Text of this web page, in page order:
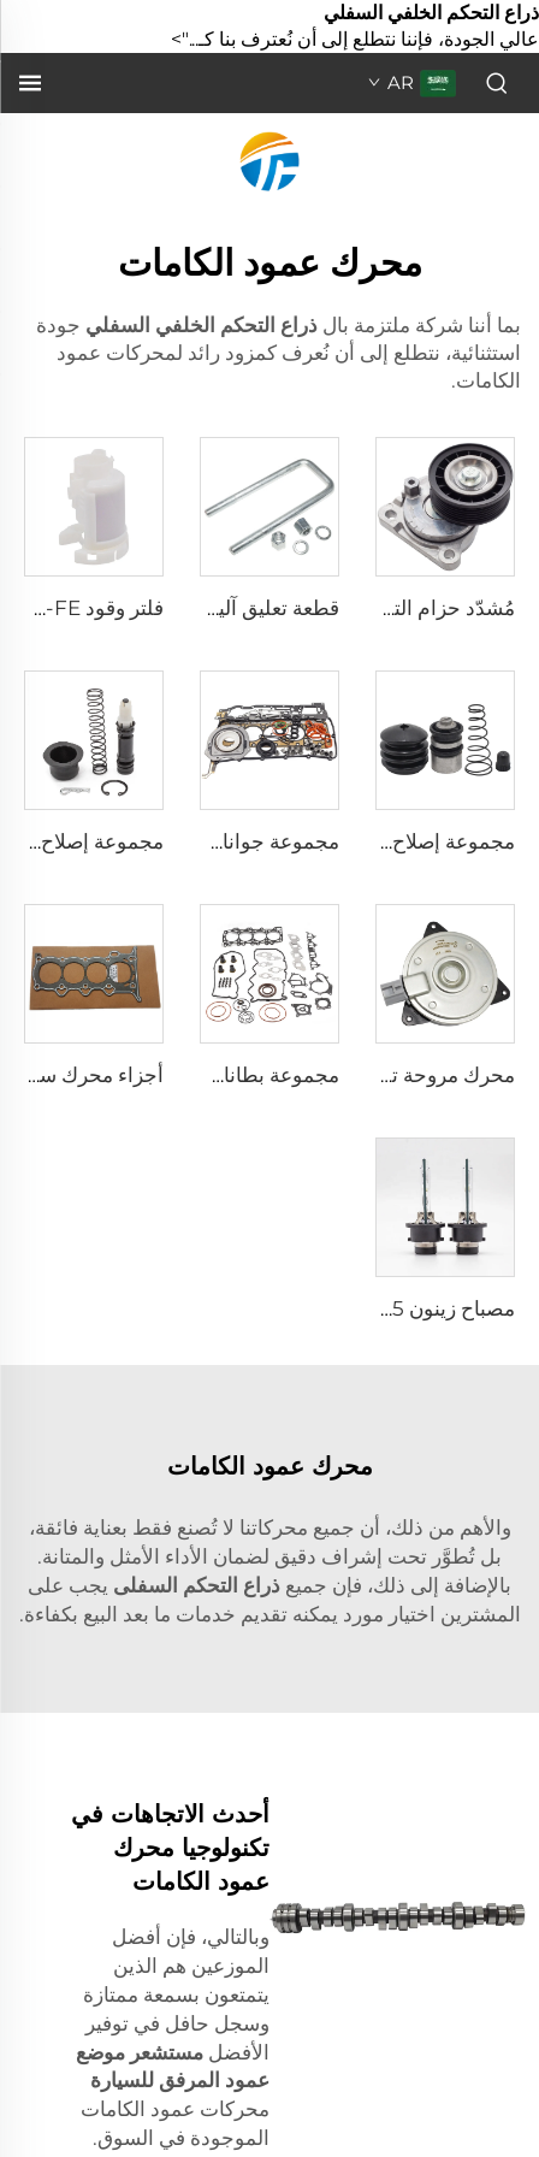
ذراع التحكم الخلفي السفلي
عالي الجودة، فإننا نتطلع إلى أن نُعترف بنا كـ...">
AR
محرك عمود الكامات
بما أننا شركة ملتزمة بال ذراع التحكم الخلفي السفلي جودة
استثنائية، نتطلع إلى أن نُعرف كمزود رائد لمحركات عمود
الكامات.
مُشدّد حزام التوقيت الجديد للمحرك الآلي 6E5Z-6A228-B لسيارات فورد ثاندربرد ترانزيت 2.3 T23HDEX قطعة تعليق آلية 90117-T0002 نابض لوح خلفي 2L 2L-T 3L 5L 1KD-FTV 2KD-FTV مسمار U لسيارة تويوتا هيلوكس VI بييك أب فلتر وقود 1G-FE 1MZ-FE للجملة لمحرك السيارة 23300-21010 لسيارات لكزس تويوتا بريوس كراون رويال كامري صالون 2.4
مجموعة إصلاح اسطوانة فصل القابض 04313-14030 قطع غيار السيارات بالجملة من المصنع لسيارة Toyota COROLLA / DAIHATSU TERIOS مجموعة جوانات المحرك الكاملة AB39-6079-AB، مجموعة جوانات الإصلاح الشاملة لسيارة Ford RANGER / Mazda BT-50 3.2L مجموعة إصلاح أسطوانة رئيسية عالية الأداء 04311-12060 لنظام نقل الحركة التلقائي TOYOTA
محرك مروحة تبريد المحرك بالجملة 16363-28150، مروحة المبرد الأصلية 12 فولت لأنظمة LEXUS UX300E RZ450e / TOYOTA COROLLA Prius SIENTA Vizi مجموعة بطانات إصلاح المحرك 2.5 YD25 10101-CK586 مجموعة بطانات كاملة لسيارة نيسان نافارا 2008-2016 أجزاء محرك سيارة 1NZ 2NZ طقم رأس الأسطوانة لسيارات تويوتا AURIS COROLLA PLATZ PORTE PREMIO PRIUS YARIS 1.3 1.5
مصباح زينون D4S 35 واط لمصابيح السيارة الأمامية 42402C1 لهوندا لكزس مازدا تويوتا
محرك عمود الكامات
والأهم من ذلك، أن جميع محركاتنا لا تُصنع فقط بعناية فائقة،
بل تُطوَّر تحت إشراف دقيق لضمان الأداء الأمثل والمتانة.
بالإضافة إلى ذلك، فإن جميع ذراع التحكم السفلى يجب على
المشترين اختيار مورد يمكنه تقديم خدمات ما بعد البيع بكفاءة.
أحدث الاتجاهات في
تكنولوجيا محرك
عمود الكامات
وبالتالي، فإن أفضل
الموزعين هم الذين
يتمتعون بسمعة ممتازة
وسجل حافل في توفير
الأفضل مستشعر موضع
عمود المرفق للسيارة
محركات عمود الكامات
الموجودة في السوق.